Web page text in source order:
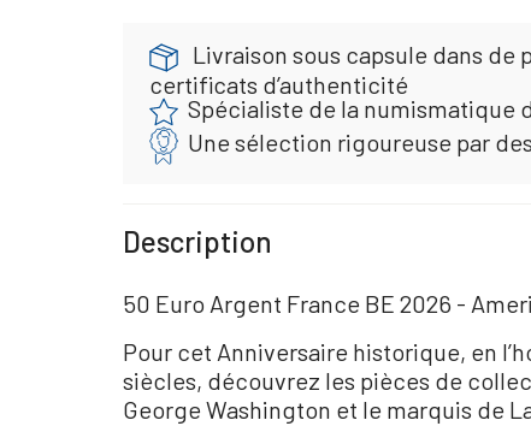
Livraison sous capsule dans de
certificats d’authenticité
Spécialiste de la numismatique
Une sélection rigoureuse par
Description
50 Euro Argent France BE 2026 -
Pour cet Anniversaire historique, en
siècles, découvrez les pièces de
George Washington et le marquis de